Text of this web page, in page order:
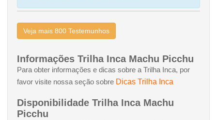
Veja mais 800 Testemunhos
Informações Trilha Inca Machu Picchu
Para obter informações e dicas sobre a Trilha Inca, por
favor visite nossa seção sobre Dicas Trilha Inca
Disponibilidade Trilha Inca Machu
Picchu